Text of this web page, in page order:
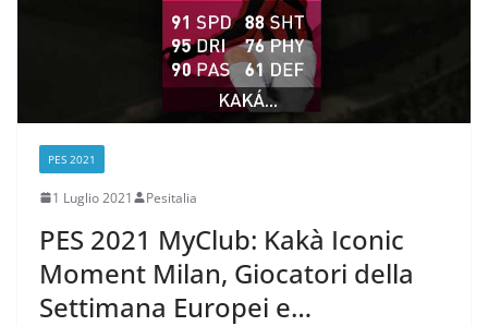
PES 2021
1 Luglio 2021 Pesitalia
PES 2021 MyClub: Kakà Iconic
Moment Milan, Giocatori della
Settimana Europei e…